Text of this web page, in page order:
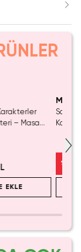
– Masa
EKLE
Sanrio
Kart
%